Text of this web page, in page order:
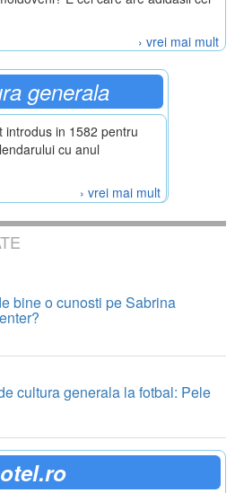
› vrei mai mult
generala
introdus in 1582 pentru
cu anul
› vrei mai mult
bine o cunosti pe Sabrina
cultura generala la fotbal: Pele